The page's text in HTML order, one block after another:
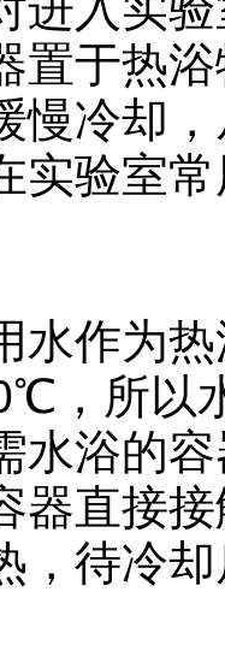
置于热
慢冷却
实验室
水作为
℃，所以
水浴的
器直接
，待冷